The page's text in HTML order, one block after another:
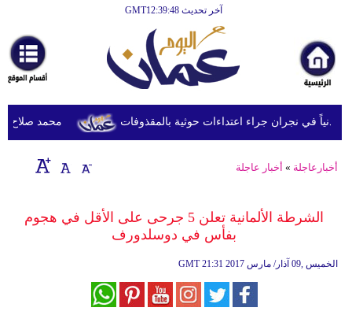
آخر تحديث GMT12:39:48
أخبارعاجلة
رياضة
ثقافة
إقتصاد
وموسيقى
محمد صلاح يصل
أخبارعاجلة » أخبار عاجلة
الشرطة الألمانية تعلن 5 جرحى على الأقل في هجوم
بفأس في دوسلدورف
GMT 21:31 2017 الخميس ,09 آذار/ مارس